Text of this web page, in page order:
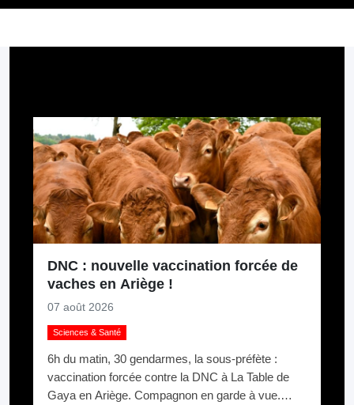
DNC : nouvelle vaccination forcée de
vaches en Ariège !
07 août 2026
Sciences & Santé
6h du matin, 30 gendarmes, la sous-préfète :
vaccination forcée contre la DNC à La Table de
Gaya en Ariège. Compagnon en garde à vue.